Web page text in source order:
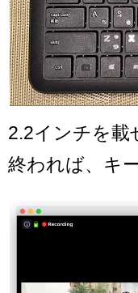
2.2インチを載
終われば、キ